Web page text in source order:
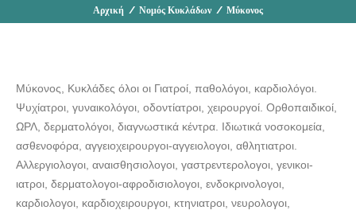
Αρχική / Νομός Κυκλάδων / Μύκονος
Μύκονος, Κυκλάδες όλοι οι Γιατροί, παθολόγοι, καρδιολόγοι.
Ψυχίατροι, γυναικολόγοι, οδοντίατροι, χειρουργοί. Ορθοπαιδικοί,
ΩΡΛ, δερματολόγοι, διαγνωστικά κέντρα. Ιδιωτικά νοσοκομεία,
ασθενοφόρα, αγγειοχειρουργοι-αγγειολογοι, αθλητιατροι.
Αλλεργιολογοι, αναισθησιολογοι, γαστρεντερολογοι, γενικοι-
ιατροι, δερματολογοι-αφροδισιολογοι, ενδοκρινολογοι,
καρδιολογοι, καρδιοχειρουργοι, κτηνιατροι, νευρολογοι,